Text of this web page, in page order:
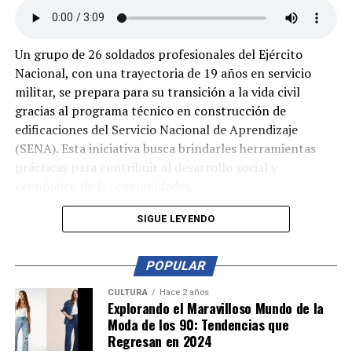
Un grupo de 26 soldados profesionales del Ejército
Nacional, con una trayectoria de 19 años en servicio
militar, se prepara para su transición a la vida civil
gracias al programa técnico en construcción de
edificaciones del Servicio Nacional de Aprendizaje
(SENA). Esta iniciativa busca brindarles herramientas
prácticas para contribuir al desarrollo social y
Durante su formación, los aprendices adquirieron
estructuras en concreto, instalaciones hidráulicas,
sanitarias y eléctricas. Estos conocimientos les
permitirán realizar obras sociales en municipios, como
la construcción de escuelas, centros de salud y espacios
comunitarios.
SIGUE LEYENDO
POPULAR
CULTURA Hace 2 años
Explorando el Maravilloso Mundo de la
Moda de los 90: Tendencias que
Regresan en 2024